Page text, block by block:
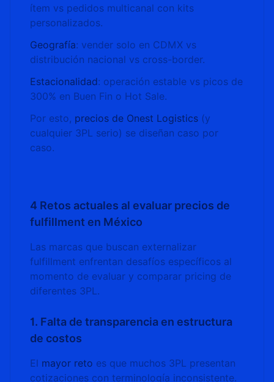
ítem vs pedidos multicanal con kits
personalizados.
Geografía: vender solo en CDMX vs
distribución nacional vs cross-border.
Estacionalidad: operación estable vs picos de
300% en Buen Fin o Hot Sale.
Por esto, precios de Onest Logistics (y
cualquier 3PL serio) se diseñan caso por
caso.
4 Retos actuales al evaluar precios de
fulfillment en México
Las marcas que buscan externalizar
fulfillment enfrentan desafíos específicos al
momento de evaluar y comparar pricing de
diferentes 3PL.
1. Falta de transparencia en estructura
de costos
El mayor reto es que muchos 3PL presentan
cotizaciones con terminología inconsistente.